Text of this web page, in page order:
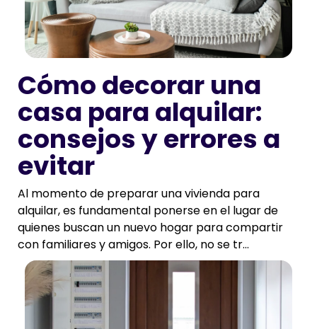
Cómo decorar una
casa para alquilar:
consejos y errores a
evitar
Al momento de preparar una vivienda para
alquilar, es fundamental ponerse en el lugar de
quienes buscan un nuevo hogar para compartir
con familiares y amigos. Por ello, no se tr...